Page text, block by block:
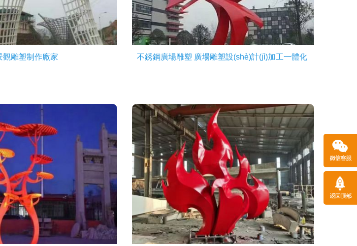
觀雕塑制作廠家 不銹鋼廣場雕塑 廣場雕塑設(shè)計(jì)加工一體化